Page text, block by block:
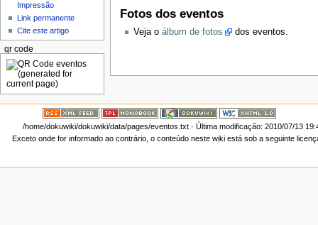
Fotos dos eventos
Veja o álbum de fotos dos eventos.
Impressão
Link permanente
Cite este artigo
qr code
/home/dokuwiki/dokuwiki/data/pages/eventos.txt· Última modificação: 2010/07/13
Exceto onde for informado ao contrário, o conteúdo neste wiki está sob a seguinte